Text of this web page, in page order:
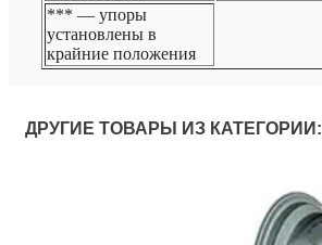
*** — упоры
установлены в
крайние положения
ДРУГИЕ ТОВАРЫ ИЗ КАТЕГОРИИ: